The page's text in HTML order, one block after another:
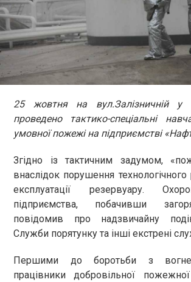
25 жовтня на вул.Залізничній у
проведено тактико-спеціальні
умовної пожежі на підприємстві
Згідно із тактичним задумом,
внаслідок порушення
експлуатації резервуару.
підприємства, побачивши
повідомив про надзвичайну
Служби порятунку та інші екстрені
Першими до боротьби з
працівники добровільної